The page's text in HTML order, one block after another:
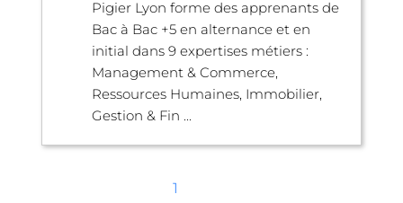
Pigier Lyon forme des apprenants de
Bac à Bac +5 en alternance et en
initial dans 9 expertises métiers :
Management & Commerce,
Ressources Humaines, Immobilier,
Gestion & Fin ...
1